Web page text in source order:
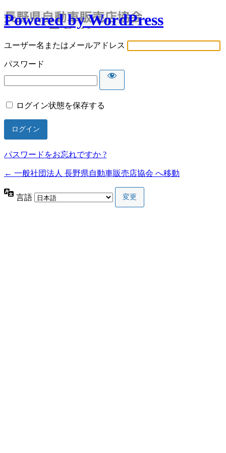
Powered by WordPress
ユーザー名またはメールアドレス
パスワード
ログイン状態を保存する
パスワードをお忘れですか ?
← 一般社団法人 長野県自動車販売店協会 へ移動
言語